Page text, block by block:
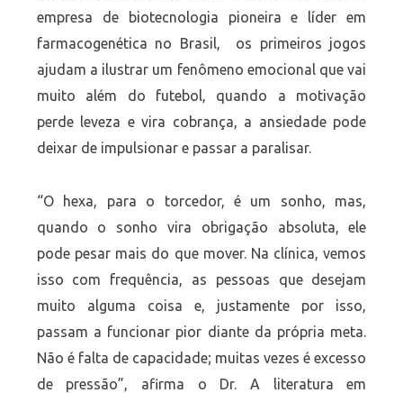
empresa de biotecnologia pioneira e líder em
farmacogenética no Brasil, os primeiros jogos
ajudam a ilustrar um fenômeno emocional que vai
muito além do futebol, quando a motivação
perde leveza e vira cobrança, a ansiedade pode
deixar de impulsionar e passar a paralisar.
“O hexa, para o torcedor, é um sonho, mas,
quando o sonho vira obrigação absoluta, ele
pode pesar mais do que mover. Na clínica, vemos
isso com frequência, as pessoas que desejam
muito alguma coisa e, justamente por isso,
passam a funcionar pior diante da própria meta.
Não é falta de capacidade; muitas vezes é excesso
de pressão”, afirma o Dr. A literatura em